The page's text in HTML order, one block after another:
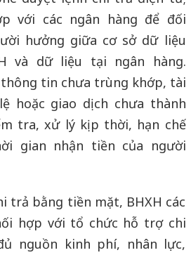
với các ngân hàng để đối
hưởng giữa cơ sở dữ liệu
và dữ liệu tại ngân hàng.
tin chưa trùng khớp, tài
hoặc giao dịch chưa thành
tra, xử lý kịp thời, hạn chế
gian nhận tiền của người
trả bằng tiền mặt, BHXH các
hợp với tổ chức hỗ trợ chi
nguồn kinh phí, nhân lực,